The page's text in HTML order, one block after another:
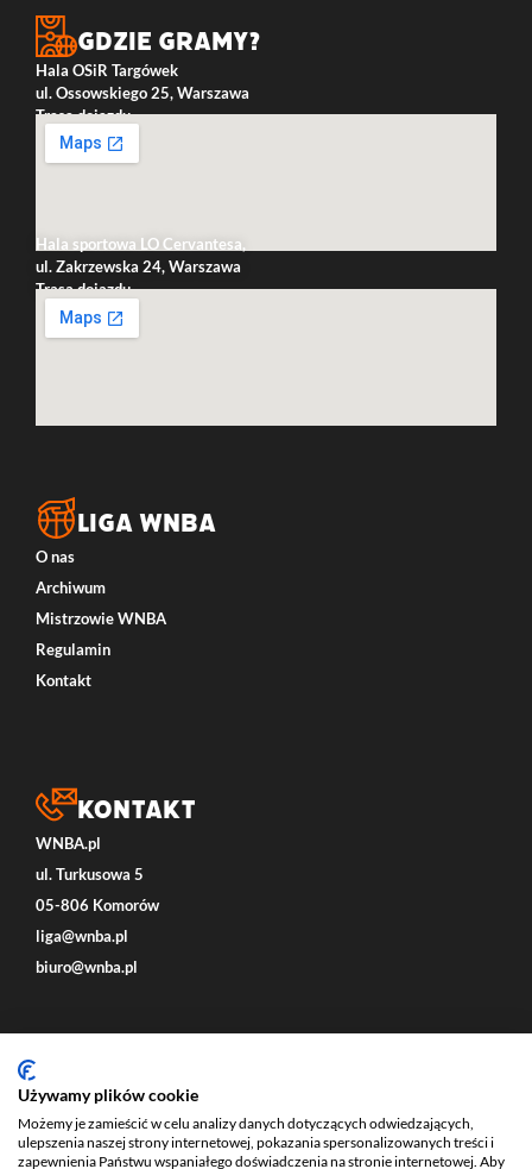
Gdzie gramy?
Hala OSiR Targówek
ul. Ossowskiego 25, Warszawa
Trasa dojazdu
Hala sportowa LO Cervantesa,
ul. Zakrzewska 24, Warszawa
Trasa dojazdu
LIGA WNBA
O nas
Archiwum
Mistrzowie WNBA
Regulamin
Kontakt
Kontakt
WNBA.pl
ul. Turkusowa 5
05-806 Komorów
liga@wnba.pl
biuro@wnba.pl
Social
Używamy plików cookie
Możemy je zamieścić w celu analizy danych dotyczących odwiedzających,
ulepszenia naszej strony internetowej, pokazania spersonalizowanych treści i
zapewnienia Państwu wspaniałego doświadczenia na stronie internetowej. Aby